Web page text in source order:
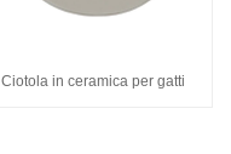
Ciotola in ceramica per gatti